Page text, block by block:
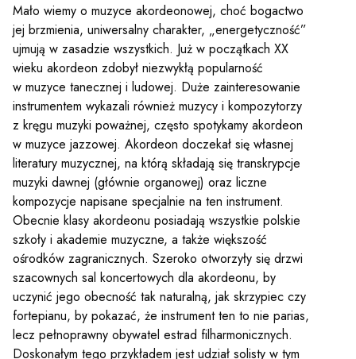
Mało wiemy o muzyce akordeonowej, choć bogactwo
jej brzmienia, uniwersalny charakter, „energetyczność”
ujmują w zasadzie wszystkich. Już w początkach XX
wieku akordeon zdobył niezwykłą popularność
w muzyce tanecznej i ludowej. Duże zainteresowanie
instrumentem wykazali również muzycy i kompozytorzy
z kręgu muzyki poważnej, często spotykamy akordeon
w muzyce jazzowej. Akordeon doczekał się własnej
literatury muzycznej, na którą składają się transkrypcje
muzyki dawnej (głównie organowej) oraz liczne
kompozycje napisane specjalnie na ten instrument.
Obecnie klasy akordeonu posiadają wszystkie polskie
szkoły i akademie muzyczne, a także większość
ośrodków zagranicznych. Szeroko otworzyły się drzwi
szacownych sal koncertowych dla akordeonu, by
uczynić jego obecność tak naturalną, jak skrzypiec czy
fortepianu, by pokazać, że instrument ten to nie parias,
lecz pełnoprawny obywatel estrad filharmonicznych.
Doskonałym tego przykładem jest udział solisty w tym